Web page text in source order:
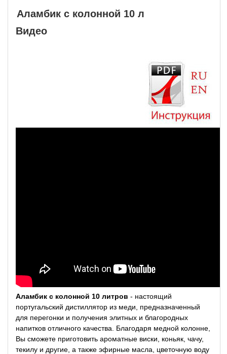
Аламбик с колонной 10 л
Видео
Аламбик с колонной 10 литров - настоящий
португальский дистиллятор из меди, предназначенный
для перегонки и получения элитных и благородных
напитков отличного качества. Благодаря медной колонне,
Вы сможете приготовить ароматные виски, коньяк, чачу,
текилу и другие, а также эфирные масла, цветочную воду